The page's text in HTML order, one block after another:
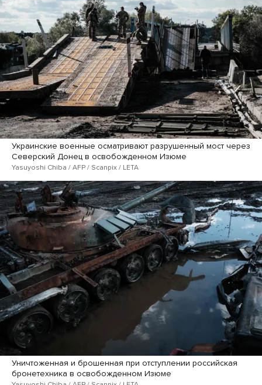
Украинские военные осматривают разрушенный мост через
Северский Донец в освобожденном Изюме
Yasuyoshi Chiba / AFP / Scanpix / LETA
Уничтоженная и брошенная при отступлении российская
бронетехника в освобожденном Изюме